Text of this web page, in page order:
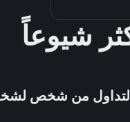
شيوعاً
من شخص